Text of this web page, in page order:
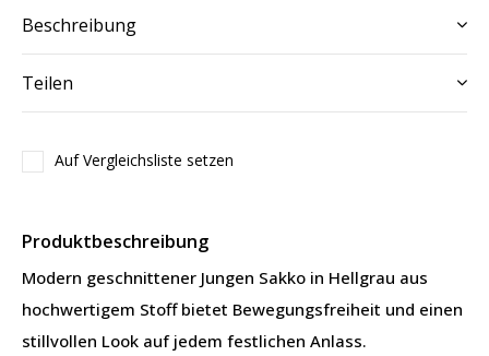
Beschreibung
Teilen
Auf Vergleichsliste setzen
Produktbeschreibung
Modern geschnittener Jungen Sakko in Hellgrau aus
hochwertigem Stoff bietet Bewegungsfreiheit und einen
stillvollen Look auf jedem festlichen Anlass.